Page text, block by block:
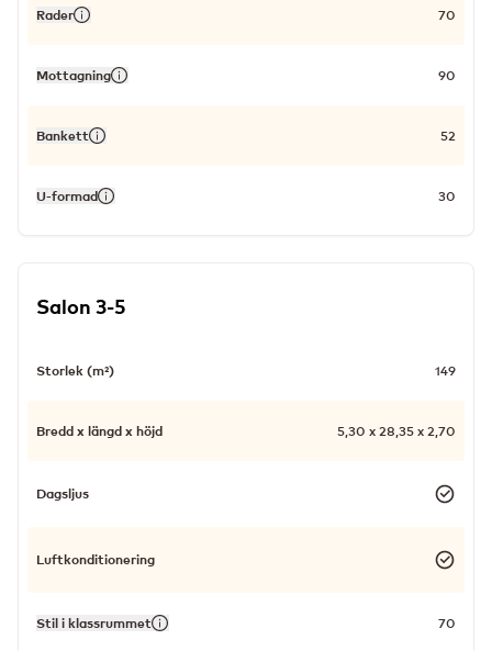
Rader 70
Mottagning 90
Bankett 52
U-formad 30
Salon 3-5
Storlek (m²) 149
Bredd x längd x höjd 5,30 x 28,35 x 2,70
Dagsljus
Luftkonditionering
Stil i klassrummet 70